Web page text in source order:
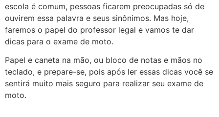
escola é comum, pessoas ficarem preocupadas só de
ouvirem essa palavra e seus sinônimos. Mas hoje,
faremos o papel do professor legal e vamos te dar
dicas para o exame de moto.
Papel e caneta na mão, ou bloco de notas e mãos no
teclado, e prepare-se, pois após ler essas dicas você se
sentirá muito mais seguro para realizar seu exame de
moto.